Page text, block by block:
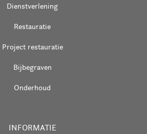
Dienstverlening
Restauratie
Project restauratie
Bijbegraven
Onderhoud
INFORMATIE